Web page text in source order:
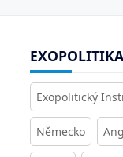
Exopolitický
Německo